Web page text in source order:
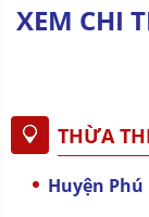
XEM CHI
THỪA
Huyện Phú